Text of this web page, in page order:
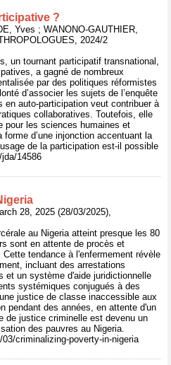
?
Yves ; WANONO-GAUTHIER,
2024/2
un tournant participatif transnational,
a gagné de nombreux
par des politiques réformistes
d’associer les sujets de l’enquête
en auto-participation veut contribuer à
collaboratives. Toutefois, elle
pour les sciences humaines et
d’une injonction accentuant la
de la participation est-il possible
14586
28, 2025 (28/03/2025),
au Nigeria atteint presque les 80
sont en attente de procès et
tendance à l'enfermement révèle
incluant des arrestations
et un système d'aide juridictionnelle
systémiques conjugués à des
justice de classe inaccessible aux
pendant des années, en attente d'un
de justice criminelle est devenu un
des pauvres au Nigeria.
criminalizing-poverty-in-nigeria